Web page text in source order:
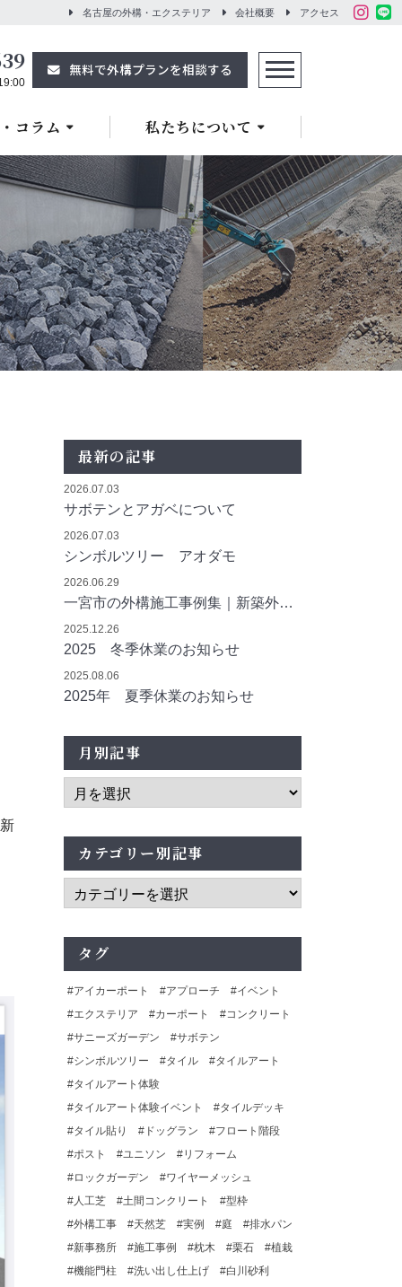
名古屋の外構・エクステリア 会社概要 アクセス
無料で外構プランを相談する
コラム 私たちについて
最新の記事
サボテンとアガベについて
2026.07.03
シンボルツリー アオダモ
2026.07.03
一宮市の外構施工事例集｜新築外構・エクステリアの施工実績をご紹介
2026.06.29
2025 冬季休業のお知らせ
2025.12.26
2025年 夏季休業のお知らせ
2025.08.06
月別記事
カテゴリー別記事
タグ
アイカーポート アプローチ
イベント
エクステリア
カーポート
コンクリート
サニーズガーデン
サボテン
シンボルツリー
タイル
タイルアート
タイルアート体験
タイルアート体験イベント
タイルデッキ
タイル貼り
ドッグラン
フロート階段
ポスト
ユニソン
リフォーム
ロックガーデン
ワイヤーメッシュ
人工芝
土間コンクリート
型枠
外構工事
天然芝 実例 庭
排水パン
新事務所
施工事例 枕木 栗石
植栽
機能門柱
洗い出し仕上げ
白川砂利